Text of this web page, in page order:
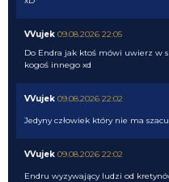
VVujek 09.08.2026 22:05
Do Endra jak ktoś mówi uwierz w
kogoś innego xd
VVujek 09.08.2026 22:02
Jedyny człowiek który nie ma
VVujek 09.08.2026 22:02
Endru wyzywający ludzi od